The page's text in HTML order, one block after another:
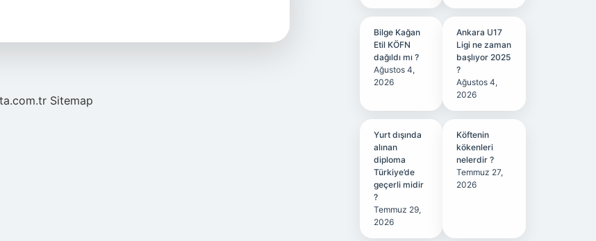
Sitemap
Bilge Kağan
Etil KÖFN
dağıldı mı ?
Ağustos 4,
2026
Ankara U17
Ligi ne zaman
başlıyor 2025
?
Ağustos 4,
2026
Yurt dışında
alınan
diploma
Türkiye’de
geçerli midir
?
Temmuz 29,
2026
Köftenin
kökenleri
nelerdir ?
Temmuz 27,
2026